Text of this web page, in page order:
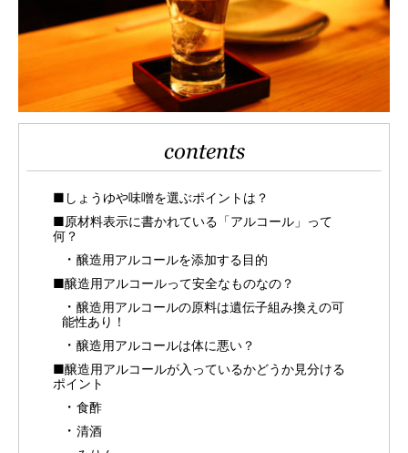
contents
■しょうゆや味噌を選ぶポイントは？
■原材料表示に書かれている「アルコール」って
何？
醸造用アルコールを添加する目的
■醸造用アルコールって安全なものなの？
醸造用アルコールの原料は遺伝子組み換えの可
能性あり！
醸造用アルコールは体に悪い？
■醸造用アルコールが入っているかどうか見分ける
ポイント
食酢
清酒